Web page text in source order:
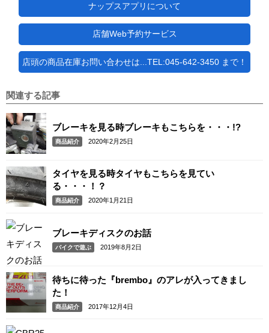
ナップスアプリについて
店舗Web予約サービス
店頭の商品在庫お問い合わせは...TEL:045-642-3450 まで！
関連する記事
ブレーキを見る時ブレーキもこちらを・・・!?
商品紹介 2020年2月25日
タイヤを見る時タイヤもこちらを見てい
る・・・！？
商品紹介 2020年1月21日
ブレーキディスクのお話
バイクで遊ぶ 2019年8月2日
待ちに待った『brembo』のアレが入ってきまし
た！
商品紹介 2017年12月4日